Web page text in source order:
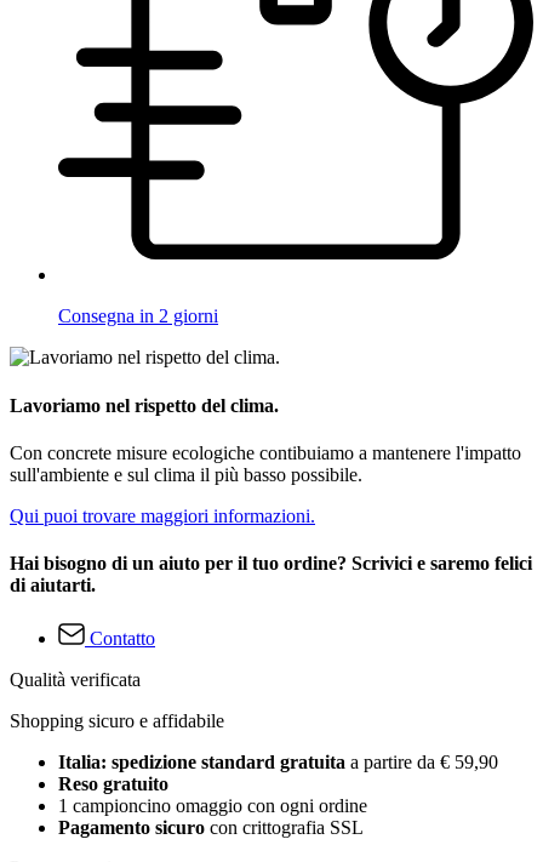
Consegna in 2 giorni
Lavoriamo nel rispetto del clima.
Con concrete misure ecologiche contibuiamo a mantenere l'impatto
sull'ambiente e sul clima il più basso possibile.
Qui puoi trovare maggiori informazioni.
Hai bisogno di un aiuto per il tuo ordine? Scrivici e saremo felici
di aiutarti.
Contatto
Qualità verificata
Shopping sicuro e affidabile
Italia: spedizione standard gratuita a partire da € 59,90
Reso gratuito
1 campioncino omaggio con ogni ordine
Pagamento sicuro con crittografia SSL